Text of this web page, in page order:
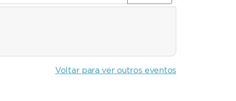
Voltar para ver outros eventos